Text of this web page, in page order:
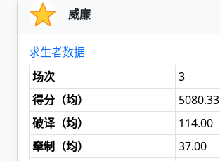
威廉
求生者数据
场次
3
得分（均）
5080.33
破译（均）
114.00
牵制（均）
37.00